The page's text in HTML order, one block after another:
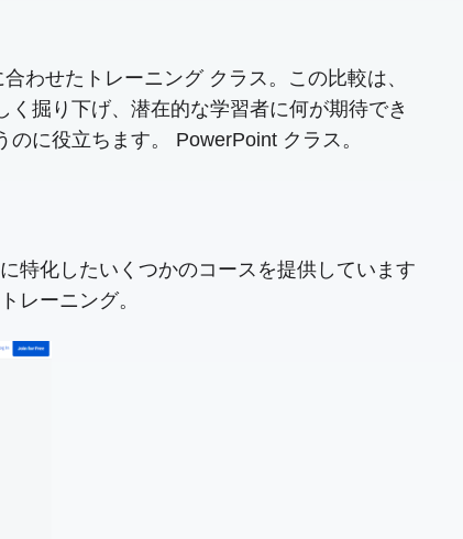
わせたトレーニング クラス。この比較は、
掘り下げ、潜在的な学習者に何が期待でき
に役立ちます。 PowerPoint クラス。
特化したいくつかのコースを提供しています
レーニング。